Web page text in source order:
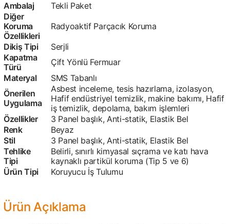
Ambalaj
Tekli Paket
Diğer
Koruma
Özellikleri
Radyoaktif Parçacık Koruma
Dikiş Tipi
Serjli
Kapatma
Türü
Çift Yönlü Fermuar
Materyal
SMS Tabanlı
Önerilen
Uygulama
Asbest inceleme, tesis hazırlama, izolasyon,
Hafif endüstriyel temizlik, makine bakımı, Hafif
iş temizlik, depolama, bakım işlemleri
Özellikler
3 Panel başlık, Anti-statik, Elastik Bel
Renk
Beyaz
Stil
3 Panel başlık, Anti-statik, Elastik Bel
Tehlike
Tipi
Belirli, sınırlı kimyasal sıçrama ve katı hava
kaynaklı partikül koruma (Tip 5 ve 6)
Ürün Tipi
Koruyucu İş Tulumu
Ürün Açıklama